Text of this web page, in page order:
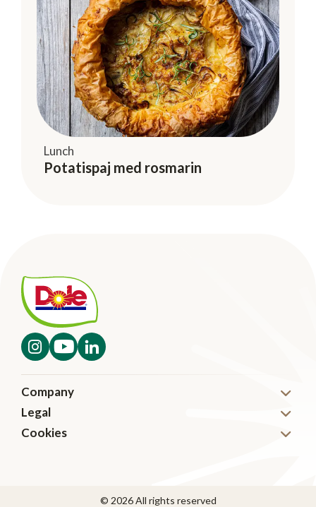
Lunch
Potatispaj med rosmarin
Company
Nyheter
Legal
Disclaimer
Transparency in Supply Chain Management
Cookies
© 2026 All rights reserved